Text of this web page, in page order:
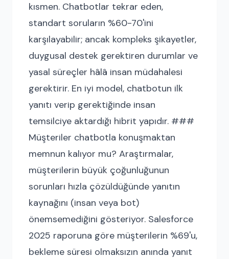
kısmen. Chatbotlar tekrar eden,
standart soruların %60-70'ini
karşılayabilir; ancak kompleks şikayetler,
duygusal destek gerektiren durumlar ve
yasal süreçler hâlâ insan müdahalesi
gerektirir. En iyi model, chatbotun ilk
yanıtı verip gerektiğinde insan
temsilciye aktardığı hibrit yapıdır. ###
Müşteriler chatbotla konuşmaktan
memnun kalıyor mu? Araştırmalar,
müşterilerin büyük çoğunluğunun
sorunları hızla çözüldüğünde yanıtın
kaynağını (insan veya bot)
önemsemediğini gösteriyor. Salesforce
2025 raporuna göre müşterilerin %69'u,
bekleme süresi olmaksızın anında yanıt